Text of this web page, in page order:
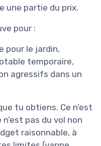
une partie du prix.
pour :
pour le jardin,
temporaire,
agressifs dans un
tu obtiens. Ce n’est
pas du vol non
raisonnable, à